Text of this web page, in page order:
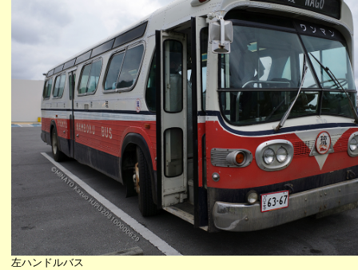
左ハンドルバス